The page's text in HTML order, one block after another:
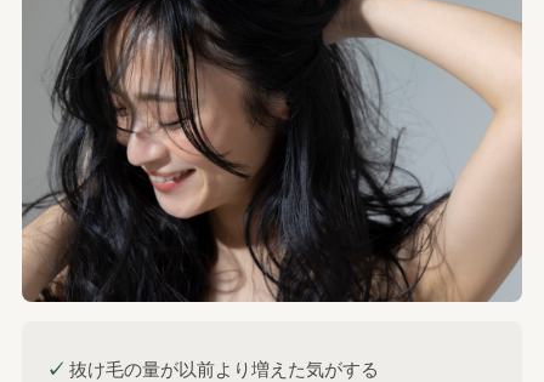
✓ 抜け毛の量が以前より増えた気がする